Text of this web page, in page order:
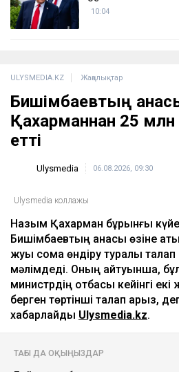
Қазақстанда
Дрон, GIS және
ғалымдардың
бе
ULYSMEDIA.KZ Жаңалықтар
Бишімбаевтың
Қахарманнан 25 млн
етті